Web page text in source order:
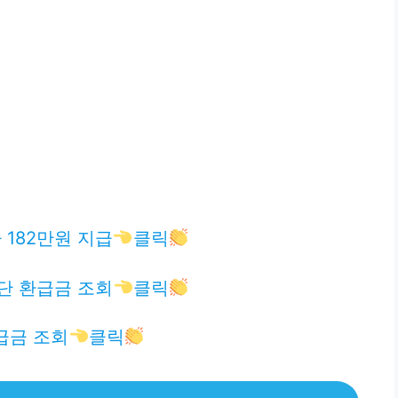
182만원 지급 클릭
환급금 조회 클릭
금 조회 클릭